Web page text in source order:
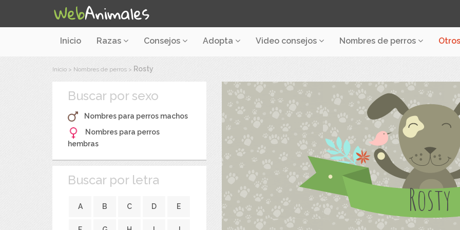
Inicio Razas Consejos Adopta Video consejos Nombres de perros
Inicio > Nombres de perros > Rosty
Buscar por sexo
Nombres para perros machos
Nombres para perros
hembras
Buscar por letra
A B C D E Rosty